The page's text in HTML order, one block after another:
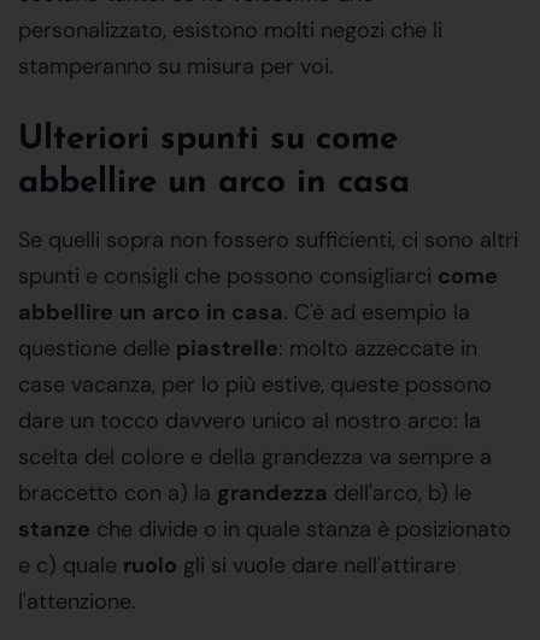
personalizzato, esistono molti negozi che li
stamperanno su misura per voi.
Ulteriori spunti su come
abbellire un arco in casa
Se quelli sopra non fossero sufficienti, ci sono altri
spunti e consigli che possono consigliarci come
abbellire un arco in casa. C'è ad esempio la
questione delle piastrelle: molto azzeccate in
case vacanza, per lo più estive, queste possono
dare un tocco davvero unico al nostro arco: la
scelta del colore e della grandezza va sempre a
braccetto con a) la grandezza dell'arco, b) le
stanze che divide o in quale stanza è posizionato
e c) quale ruolo gli si vuole dare nell'attirare
l'attenzione.